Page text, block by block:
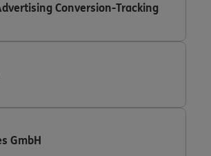
Conversion-Tracking
GmbH